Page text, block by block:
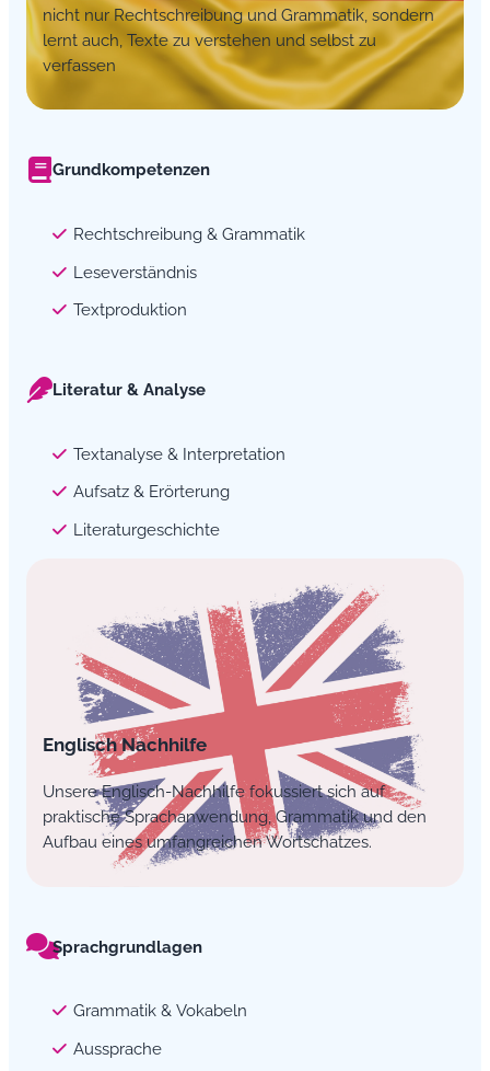
nicht nur Rechtschreibung und Grammatik, sondern
lernt auch, Texte zu verstehen und selbst zu
verfassen
Grundkompetenzen
Rechtschreibung & Grammatik
Leseverständnis
Textproduktion
Literatur & Analyse
Textanalyse & Interpretation
Aufsatz & Erörterung
Literaturgeschichte
Englisch Nachhilfe
Unsere Englisch-Nachhilfe fokussiert sich auf
praktische Sprachanwendung, Grammatik und den
Aufbau eines umfangreichen Wortschatzes.
Sprachgrundlagen
Grammatik & Vokabeln
Aussprache